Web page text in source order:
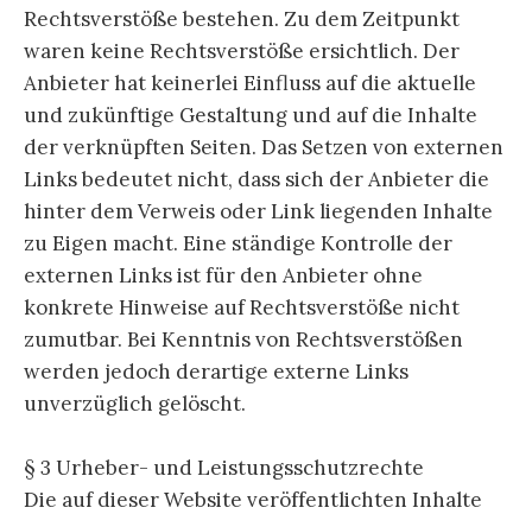
Rechtsverstöße bestehen. Zu dem Zeitpunkt
waren keine Rechtsverstöße ersichtlich. Der
Anbieter hat keinerlei Einfluss auf die aktuelle
und zukünftige Gestaltung und auf die Inhalte
der verknüpften Seiten. Das Setzen von externen
Links bedeutet nicht, dass sich der Anbieter die
hinter dem Verweis oder Link liegenden Inhalte
zu Eigen macht. Eine ständige Kontrolle der
externen Links ist für den Anbieter ohne
konkrete Hinweise auf Rechtsverstöße nicht
zumutbar. Bei Kenntnis von Rechtsverstößen
werden jedoch derartige externe Links
unverzüglich gelöscht.
§ 3 Urheber- und Leistungsschutzrechte
Die auf dieser Website veröffentlichten Inhalte